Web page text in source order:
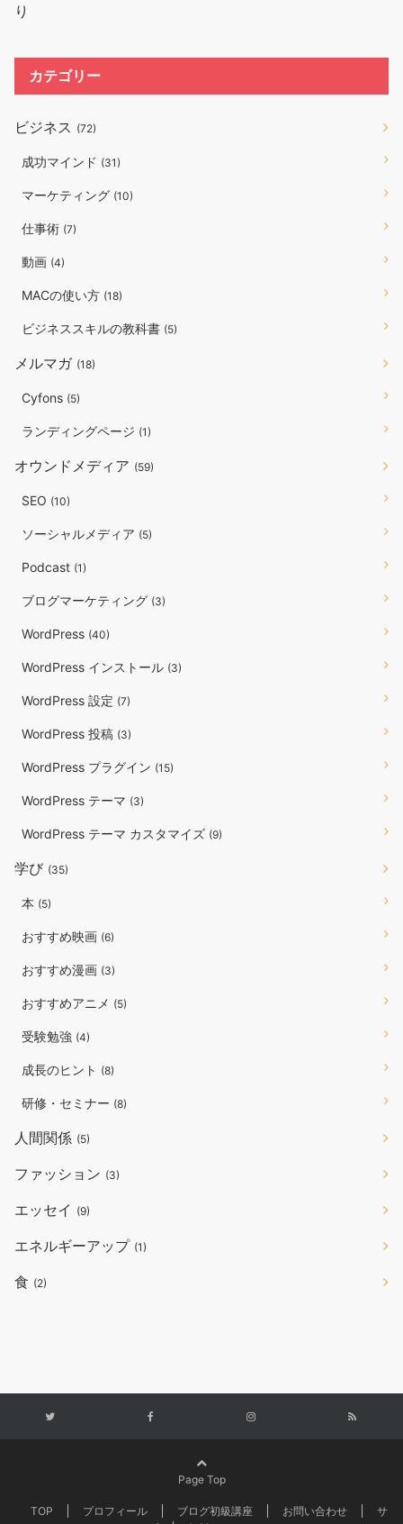
り
カテゴリー
ビジネス (72)
成功マインド (31)
マーケティング (10)
仕事術 (7)
動画 (4)
MACの使い方 (18)
ビジネススキルの教科書 (5)
メルマガ (18)
Cyfons (5)
ランディングページ (1)
オウンドメディア (59)
SEO (10)
ソーシャルメディア (5)
Podcast (1)
ブログマーケティング (3)
WordPress (40)
WordPress インストール (3)
WordPress 設定 (7)
WordPress 投稿 (3)
WordPress プラグイン (15)
WordPress テーマ (3)
WordPress テーマ カスタマイズ (9)
学び (35)
本 (5)
おすすめ映画 (6)
おすすめ漫画 (3)
おすすめアニメ (5)
受験勉強 (4)
成長のヒント (8)
研修・セミナー (8)
人間関係 (5)
ファッション (3)
エッセイ (9)
エネルギーアップ (1)
食 (2)
Page Top
TOP プロフィール ブログ初級講座 お問い合わせ
サ